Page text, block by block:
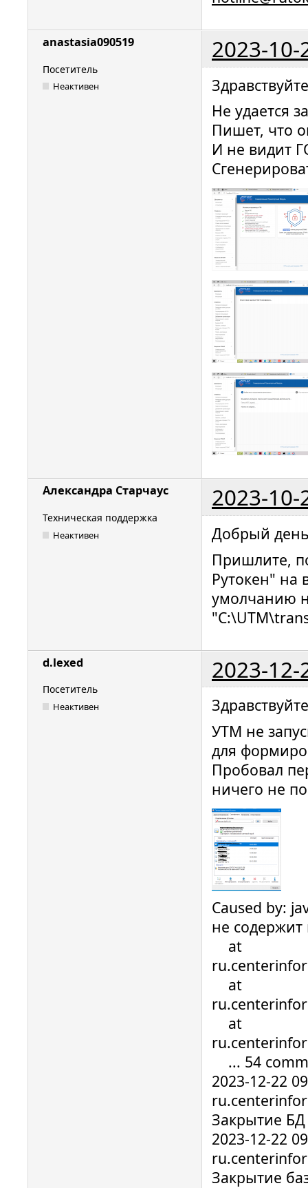
anastasia090519 2023-10-
Посетитель
Неактивен
Не удается
Пишет, что
И не видит
Александра Старчаус 2023-10-
Техническая поддержка
Неактивен
Добрый
Пришлите,
Рутокен" на
умолчанию
d.lexed 2023-12-
Посетитель
Неактивен
УТМ не
для
Пробовал
ничего не
Caused by:
не содержит
at
at
at
... 54
2023-12-22
Закрытие БД
2023-12-22
Закрытие